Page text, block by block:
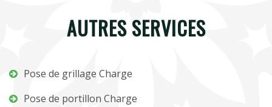
AUTRES SERVICES
Pose de grillage Charge
Pose de portillon Charge